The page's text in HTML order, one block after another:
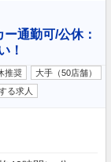
通勤可/公休：
！
推奨
大手（50店舗）
る求人